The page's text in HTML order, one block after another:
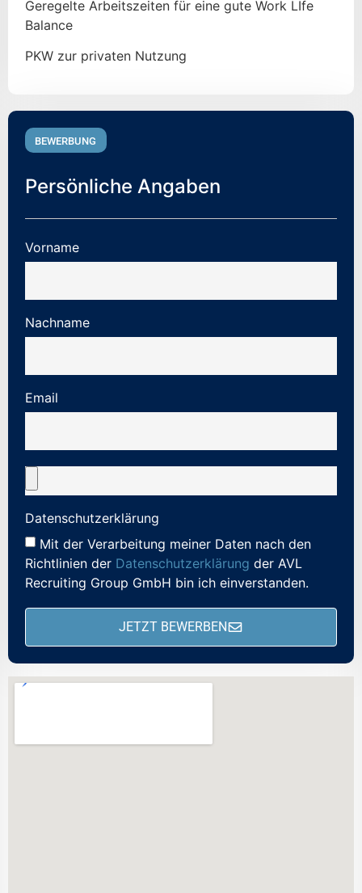
Geregelte Arbeitszeiten für eine gute Work LIfe
Balance
PKW zur privaten Nutzung
BEWERBUNG
Persönliche Angaben
Vorname
Nachname
Email
Datenschutzerklärung
Mit der Verarbeitung meiner Daten nach den
Richtlinien der Datenschutzerklärung der AVL
Recruiting Group GmbH bin ich einverstanden.
JETZT BEWERBEN